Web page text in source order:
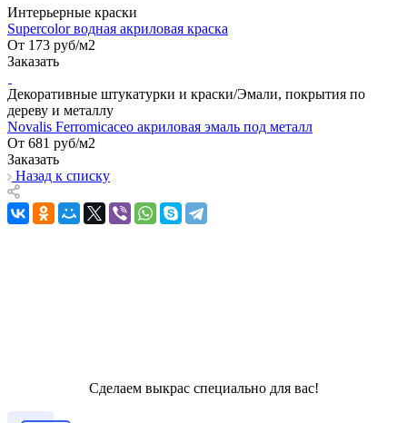
Интерьерные краски
Supercolor водная акриловая краска
От 173 руб/м2
Заказать
Декоративные штукатурки и краски/Эмали, покрытия по
дереву и металлу
Novalis Ferromicaceo акриловая эмаль под металл
От 681 руб/м2
Заказать
Назад к списку
Сделаем выкрас специально для вас!